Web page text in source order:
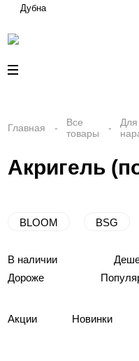
Дубна
Главная
Все
товары
Для
Акригель
BLOOM BSG
В наличии
Дороже
Акции Новинки